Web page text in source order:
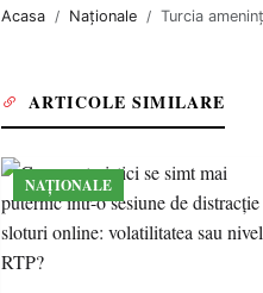
Acasa Naționale Turcia
ARTICOLE SIMILARE
NAȚIONALE